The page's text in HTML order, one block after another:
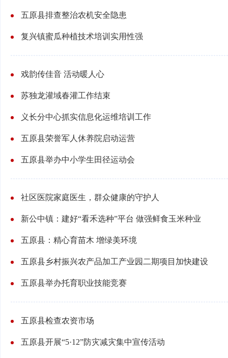
五原县排查整治农机安全隐患
复兴镇蜜瓜种植技术培训实用性强
戏韵传佳音 活动暖人心
苏独龙灌域春灌工作结束
义长分中心抓实信息化运维培训工作
五原县荣誉军人休养院启动运营
五原县举办中小学生田径运动会
社区医院家庭医生，群众健康的守护人
新公中镇：建好“看禾选种”平台 做强鲜食玉米种业
五原县：精心育苗木 增绿美环境
五原县乡村振兴农产品加工产业园二期项目加快建设
五原县举办托育职业技能竞赛
五原县检查农资市场
五原县开展“5·12”防灾减灾集中宣传活动